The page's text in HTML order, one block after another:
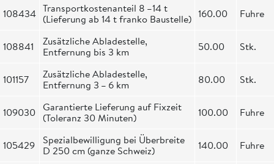
108434 Transportkostenanteil 8 –14 t
(Lieferung ab 14 t franko Baustelle) 160.00 Fuhre
108841 Zusätzliche Abladestelle,
Entfernung bis 3 km 50.00 Stk.
101157 Zusätzliche Abladestelle,
Entfernung 3 – 6 km 80.00 Stk.
109030 Garantierte Lieferung auf Fixzeit
(Toleranz 30 Minuten) 100.00 Fuhre
105429 Spezialbewilligung bei Überbreite
D 250 cm (ganze Schweiz) 140.00 Fuhre